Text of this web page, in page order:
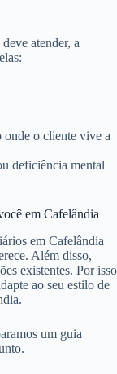
atender, a
o cliente vive a
deficiência mental
em Cafelândia
em Cafelândia
Além disso,
existentes. Por isso
ao seu estilo de
um guia